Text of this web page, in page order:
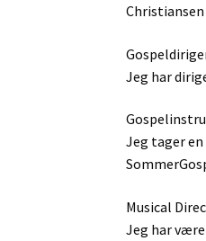
Jeg har
Jeg tager
Musical
Jeg har